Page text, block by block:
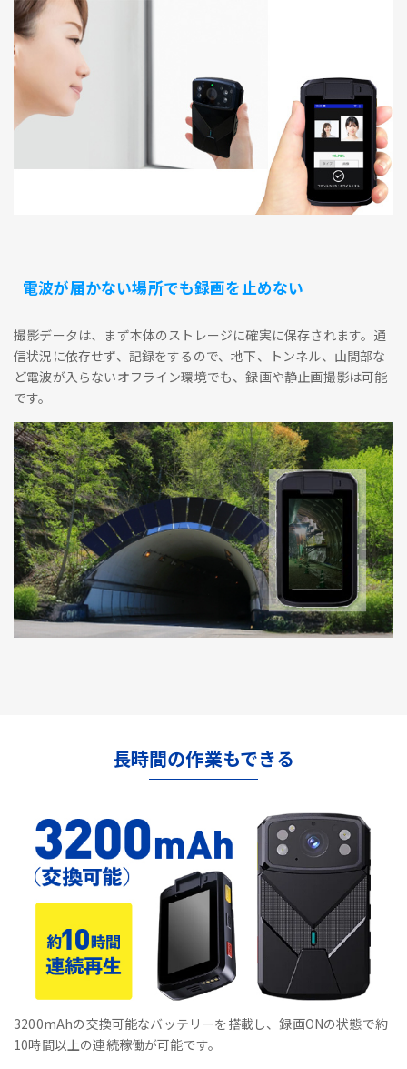
電波が届かない場所でも録画を止めない
撮影データは、まず本体のストレージに確実に保存されます。通
信状況に依存せず、記録をするので、地下、トンネル、山間部な
ど電波が入らないオフライン環境でも、録画や静止画撮影は可能
です。
長時間の作業もできる
3200mAhの交換可能なバッテリーを搭載し、録画ONの状態で約
10時間以上の連続稼働が可能です。